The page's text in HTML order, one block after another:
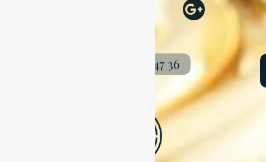
07 86 94 47 36